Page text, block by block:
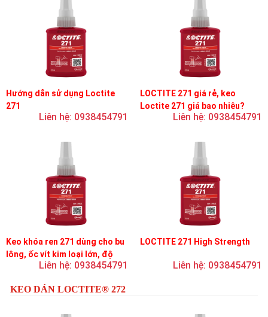
Hướng dẫn sử dụng Loctite
271
Liên hệ: 0938454791
LOCTITE 271 giá rẻ, keo
Loctite 271 giá bao nhiêu?
Liên hệ: 0938454791
Keo khóa ren 271 dùng cho bu
lông, ốc vít kim loại lớn, độ
nhớt thấp, độ bền cao
Liên hệ: 0938454791
LOCTITE 271 High Strength
Liên hệ: 0938454791
KEO DÁN LOCTITE® 272